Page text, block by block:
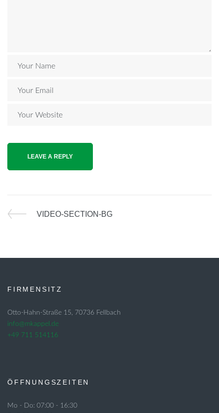
VIDEO-SECTION-BG
FIRMENSITZ
Otto-Hahn-Straße 15, 70736 Fellbach
info@mkappel.de
+49 711 514116
ÖFFNUNGSZEITEN
Mo - Do: 07:00 - 16:30